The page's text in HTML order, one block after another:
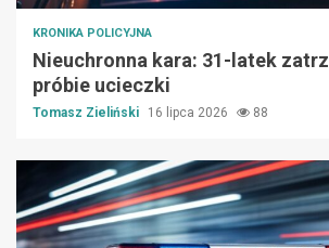
KRONIKA POLICYJNA
Nieuchronna kara: 31-latek
próbie ucieczki
Tomasz Zieliński 16 lipca 2026 88